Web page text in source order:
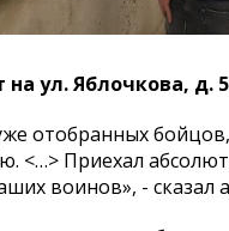
ул. Яблочкова, д.
отобранных
<…> Приехал
воинов», - сказал